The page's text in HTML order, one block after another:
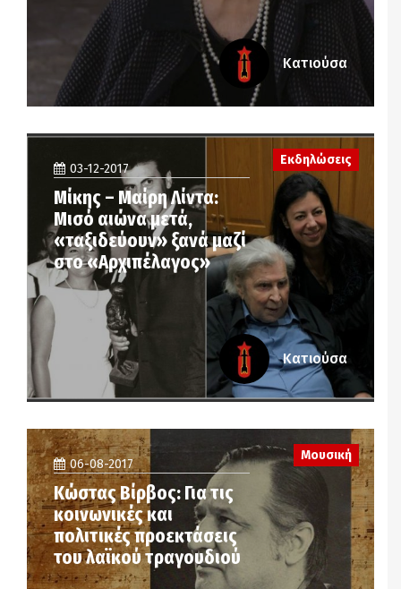
Κατιούσα
03-12-2017
Μίκης – Μαίρη Λίντα:
Μισό αιώνα μετά,
«ταξιδεύουν» ξανά μαζί
στο «Αρχιπέλαγος»
Εκδηλώσεις
Κατιούσα
06-08-2017
Κώστας Βίρβος: Για τις
κοινωνικές και
πολιτικές προεκτάσεις
του λαϊκού τραγουδιού
Μουσική